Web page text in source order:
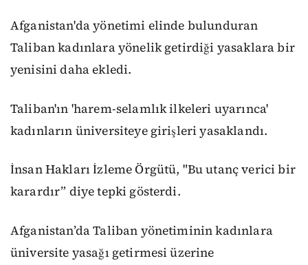
Afganistan'da yönetimi elinde bulunduran
Taliban kadınlara yönelik getirdiği yasaklara bir
yenisini daha ekledi.
Taliban'ın 'harem-selamlık ilkeleri uyarınca'
kadınların üniversiteye girişleri yasaklandı.
İnsan Hakları İzleme Örgütü, "Bu utanç verici bir
karardır” diye tepki gösterdi.
Afganistan’da Taliban yönetiminin kadınlara
üniversite yasağı getirmesi üzerine